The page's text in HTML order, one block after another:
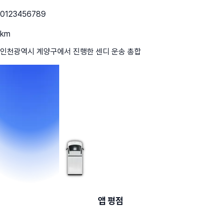
0123456789
km
인천광역시 계양구에서 진행한 센디 운송 총합
앱 평점